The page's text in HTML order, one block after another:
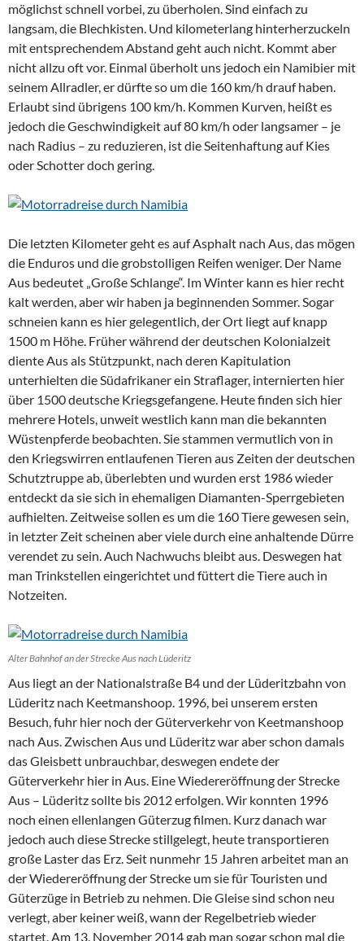
möglichst schnell vorbei, zu überholen. Sind einfach zu
langsam, die Blechkisten. Und kilometerlang hinterherzuckeln
mit entsprechendem Abstand geht auch nicht. Kommt aber
nicht allzu oft vor. Einmal überholt uns jedoch ein Namibier mit
seinem Allradler, er dürfte so um die 160 km/h drauf haben.
Erlaubt sind übrigens 100 km/h. Kommen Kurven, heißt es
jedoch die Geschwindigkeit auf 80 km/h oder langsamer – je
nach Radius – zu reduzieren, ist die Seitenhaftung auf Kies
oder Schotter doch gering.
Die letzten Kilometer geht es auf Asphalt nach Aus, das mögen
die Enduros und die grobstolligen Reifen weniger. Der Name
Aus bedeutet „Große Schlange“. Im Winter kann es hier recht
kalt werden, aber wir haben ja beginnenden Sommer. Sogar
schneien kann es hier gelegentlich, der Ort liegt auf knapp
1500 m Höhe. Früher während der deutschen Kolonialzeit
diente Aus als Stützpunkt, nach deren Kapitulation
unterhielten die Südafrikaner ein Straflager, internierten hier
über 1500 deutsche Kriegsgefangene. Heute finden sich hier
mehrere Hotels, unweit westlich kann man die bekannten
Wüstenpferde beobachten. Sie stammen vermutlich von in
den Kriegswirren entlaufenen Tieren aus Zeiten der deutschen
Schutztruppe ab, überlebten und wurden erst 1986 wieder
entdeckt da sie sich in ehemaligen Diamanten-Sperrgebieten
aufhielten. Zeitweise sollen es um die 160 Tiere gewesen sein,
in letzter Zeit scheinen aber viele durch eine anhaltende Dürre
verendet zu sein. Auch Nachwuchs bleibt aus. Deswegen hat
man Trinkstellen eingerichtet und füttert die Tiere auch in
Notzeiten.
Alter Bahnhof an der Strecke Aus nach Lüderitz
Aus liegt an der Nationalstraße B4 und der Lüderitzbahn von
Lüderitz nach Keetmanshoop. 1996, bei unserem ersten
Besuch, fuhr hier noch der Güterverkehr von Keetmanshoop
nach Aus. Zwischen Aus und Lüderitz war aber schon damals
das Gleisbett unbrauchbar, deswegen endete der
Güterverkehr hier in Aus. Eine Wiedereröffnung der Strecke
Aus – Lüderitz sollte bis 2012 erfolgen. Wir konnten 1996
noch einen ellenlangen Güterzug filmen. Kurz danach war
jedoch auch diese Strecke stillgelegt, heute transportieren
große Laster das Erz. Seit nunmehr 15 Jahren arbeitet man an
der Wiedereröffnung der Strecke um sie für Touristen und
Güterzüge in Betrieb zu nehmen. Die Gleise sind schon neu
verlegt, aber keiner weiß, wann der Regelbetrieb wieder
startet. Am 13. November 2014 gab man sogar schon mal die